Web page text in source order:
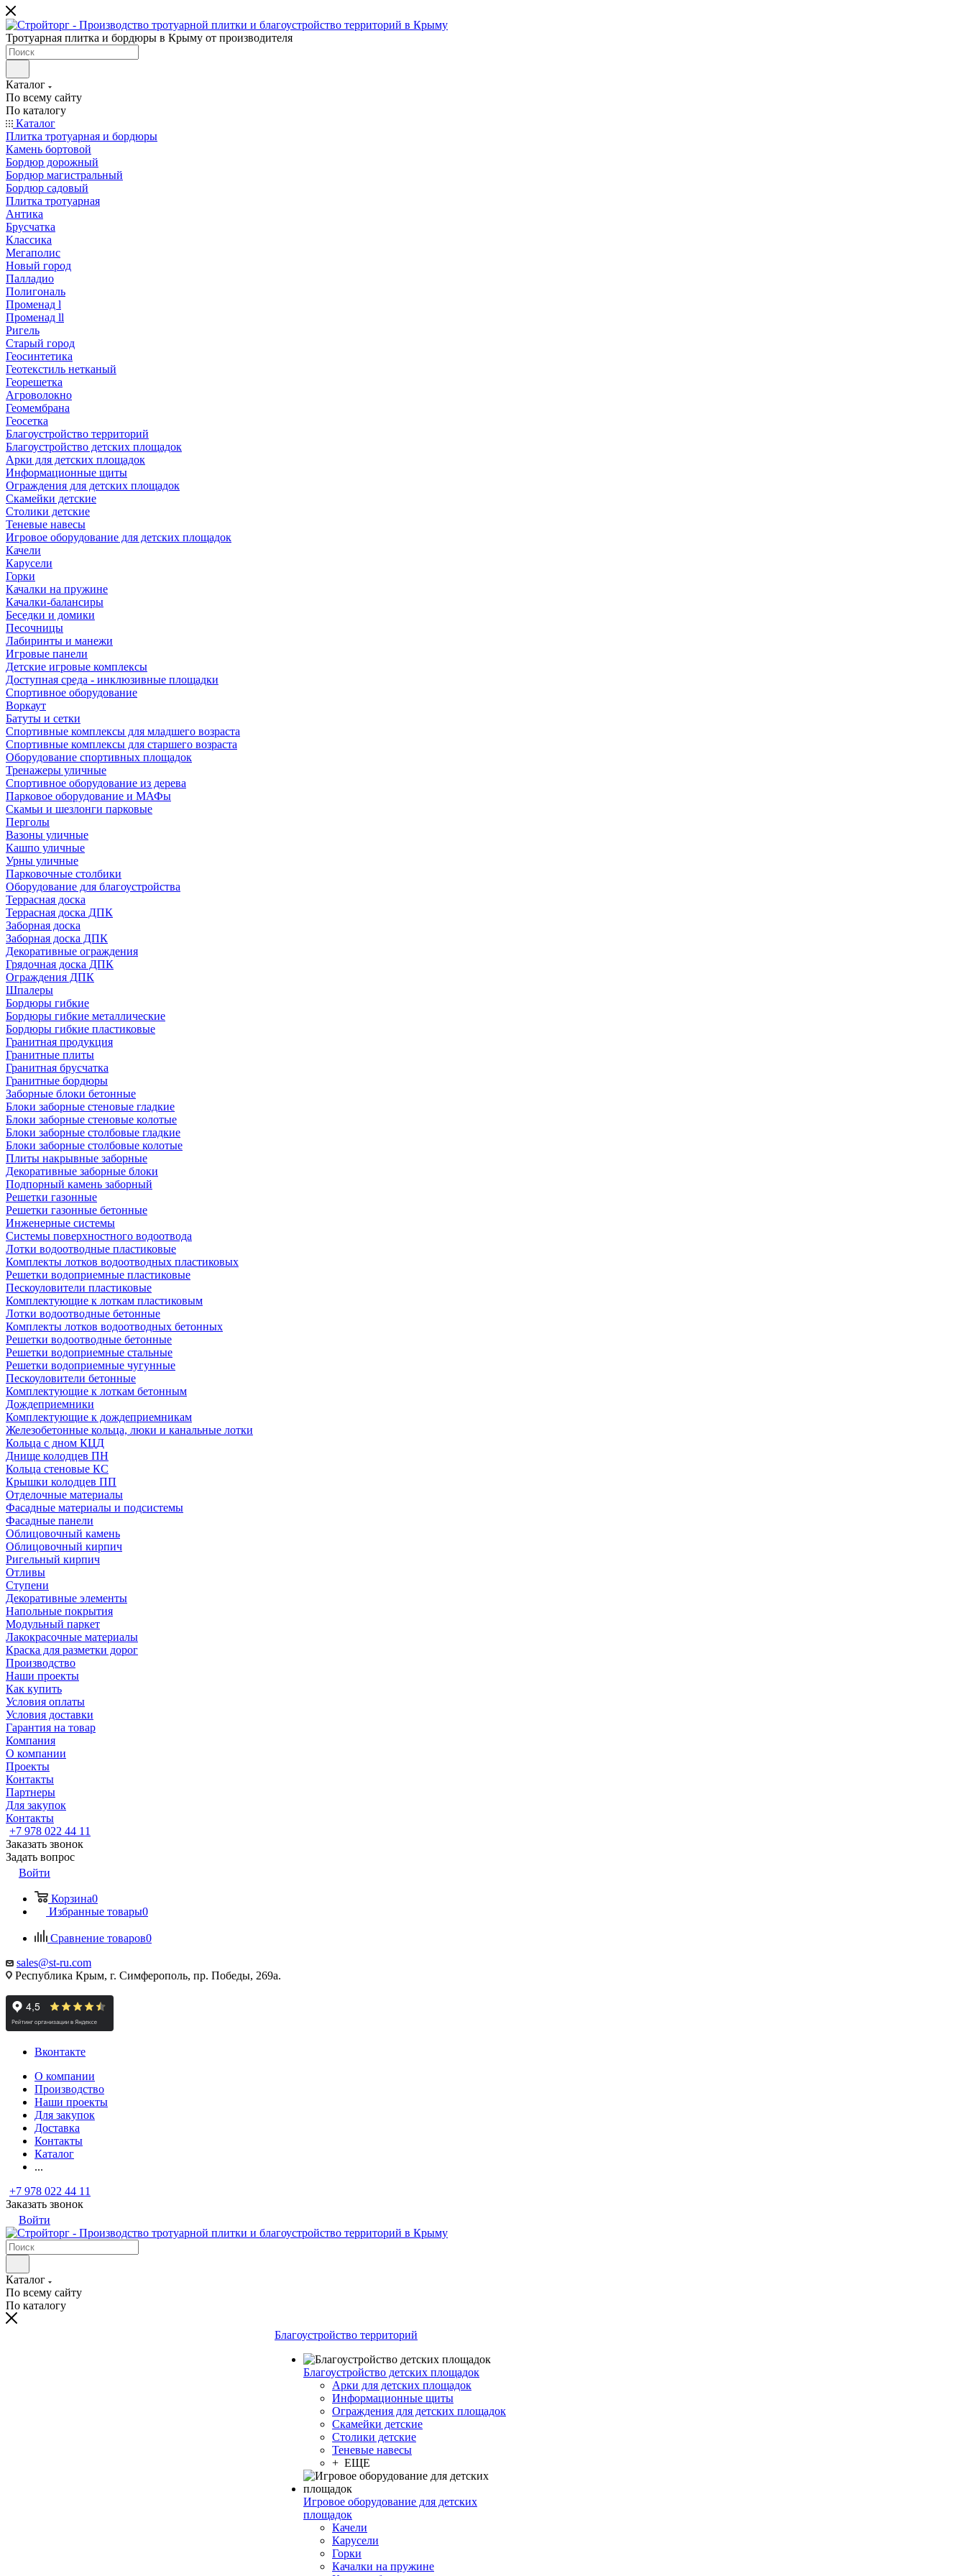
Тротуарная плитка и бордюры в Крыму от производителя
Каталог
По всему сайту
По каталогу
Каталог
Плитка тротуарная и бордюры
Камень бортовой
Бордюр дорожный
Бордюр магистральный
Бордюр садовый
Плитка тротуарная
Антика
Брусчатка
Классика
Мегаполис
Новый город
Палладио
Полигональ
Променад l
Променад ll
Ригель
Старый город
Геосинтетика
Геотекстиль нетканый
Георешетка
Агроволокно
Геомембрана
Геосетка
Благоустройство территорий
Благоустройство детских площадок
Арки для детских площадок
Информационные щиты
Ограждения для детских площадок
Скамейки детские
Столики детские
Теневые навесы
Игровое оборудование для детских площадок
Качели
Карусели
Горки
Качалки на пружине
Качалки-балансиры
Беседки и домики
Песочницы
Лабиринты и манежи
Игровые панели
Детские игровые комплексы
Доступная среда - инклюзивные площадки
Спортивное оборудование
Воркаут
Батуты и сетки
Спортивные комплексы для младшего возраста
Спортивные комплексы для старшего возраста
Оборудование спортивных площадок
Тренажеры уличные
Спортивное оборудование из дерева
Парковое оборудование и МАФы
Скамьи и шезлонги парковые
Перголы
Вазоны уличные
Кашпо уличные
Урны уличные
Парковочные столбики
Оборудование для благоустройства
Террасная доска
Террасная доска ДПК
Заборная доска
Заборная доска ДПК
Декоративные ограждения
Грядочная доска ДПК
Ограждения ДПК
Шпалеры
Бордюры гибкие
Бордюры гибкие металлические
Бордюры гибкие пластиковые
Гранитная продукция
Гранитные плиты
Гранитная брусчатка
Гранитные бордюры
Заборные блоки бетонные
Блоки заборные стеновые гладкие
Блоки заборные стеновые колотые
Блоки заборные столбовые гладкие
Блоки заборные столбовые колотые
Плиты накрывные заборные
Декоративные заборные блоки
Подпорный камень заборный
Решетки газонные
Решетки газонные бетонные
Инженерные системы
Системы поверхностного водоотвода
Лотки водоотводные пластиковые
Комплекты лотков водоотводных пластиковых
Решетки водоприемные пластиковые
Пескоуловители пластиковые
Комплектующие к лоткам пластиковым
Лотки водоотводные бетонные
Комплекты лотков водоотводных бетонных
Решетки водоотводные бетонные
Решетки водоприемные стальные
Решетки водоприемные чугунные
Пескоуловители бетонные
Комплектующие к лоткам бетонным
Дождеприемники
Комплектующие к дождеприемникам
Железобетонные кольца, люки и канальные лотки
Кольца с дном КЦД
Днище колодцев ПН
Кольца стеновые КС
Крышки колодцев ПП
Отделочные материалы
Фасадные материалы и подсистемы
Фасадные панели
Облицовочный камень
Облицовочный кирпич
Ригельный кирпич
Отливы
Ступени
Декоративные элементы
Напольные покрытия
Модульный паркет
Лакокрасочные материалы
Краска для разметки дорог
Производство
Наши проекты
Как купить
Условия оплаты
Условия доставки
Гарантия на товар
Компания
О компании
Проекты
Контакты
Партнеры
Для закупок
Контакты
+7 978 022 44 11
Заказать звонок
Задать вопрос
Войти
Корзина0
Избранные товары0
Сравнение товаров0
sales@st-ru.com
Республика Крым, г. Симферополь, пр. Победы, 269а.
Вконтакте
О компании
Производство
Наши проекты
Для закупок
Доставка
Контакты
Каталог
...
+7 978 022 44 11
Заказать звонок
Войти
Каталог
По всему сайту
По каталогу
Благоустройство территорий
Благоустройство детских площадок
Арки для детских площадок
Информационные щиты
Ограждения для детских площадок
Скамейки детские
Столики детские
Теневые навесы
+ ЕЩЕ
Игровое оборудование для детских
площадок
Качели
Карусели
Горки
Качалки на пружине